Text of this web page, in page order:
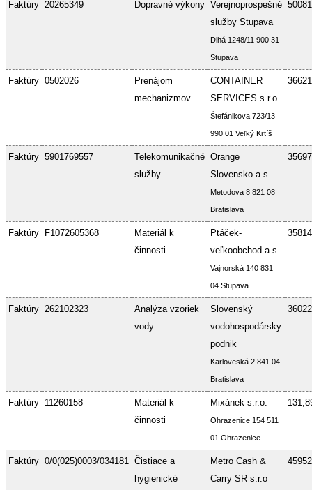
Faktúry 20265349 Dopravné výkony Verejnoprospešné
služby Stupava
Dlhá 1248/11 900 31
Stupava
Faktúry 0502026
Prenájom
mechanizmov
CONTAINER
SERVICES s.r.o.
Štefánikova 723/13
990 01 Veľký Krtíš
Faktúry 5901769557
Telekomunikačné
služby
Orange
Slovensko a.s.
Metodova 8 821 08
Bratislava
Faktúry F1072605368
Materiál k
činnosti
Ptáček-
veľkoobchod a.s.
Vajnorská 140 831
04 Stupava
Faktúry 262102323
Analýza vzoriek
vody
Slovenský
vodohospodársky
podnik
Karloveská 2 841 04
Bratislava
Faktúry 11260158
Materiál k
činnosti
Mixánek s.r.o.
Ohrazenice 154 511
01 Ohrazenice
Faktúry 0/0(025)0003/034181 Čistiace a
hygienické
Metro Cash &
Carry SR s.r.o